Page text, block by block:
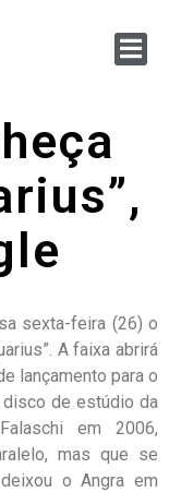
sexta-feira (26) o
A faixa abrirá
lançamento para o
de estúdio da
em 2006,
mas que se
o Angra em